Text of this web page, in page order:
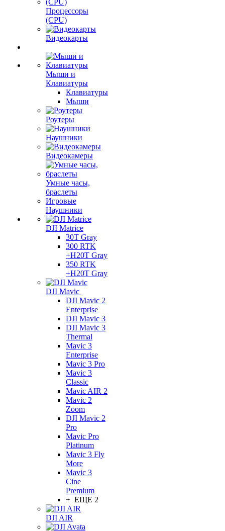
Процессоры
(CPU)
Видеокарты
Мыши и
Клавиатуры
Клавиатуры
Мыши
Роутеры
Наушники
Видеокамеры
Умные часы,
браслеты
Игровые
Наушники
DJI Matrice
30T Gray
300 RTK
+H20T Gray
350 RTK
+H20T Gray
DJI Mavic
DJI Mavic 2
Enterprise
DJI Mavic 3
DJI Mavic 3
Thermal
Mavic 3
Enterprise
Mavic 3 Pro
Mavic 3
Сlassic
Mavic AIR 2
Mavic 2
Zoom
DJI Mavic 2
Pro
Mavic Pro
Platinum
Mavic 3 Fly
More
Mavic 3
Cine
Premium
+ ЕЩЕ 2
DJI AIR